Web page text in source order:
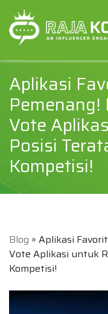
Aplikasi
Pemenang!
Vote
Posisi
Kompetisi!
Blog » Aplikasi
Vote Aplikasi untuk
Kompetisi!